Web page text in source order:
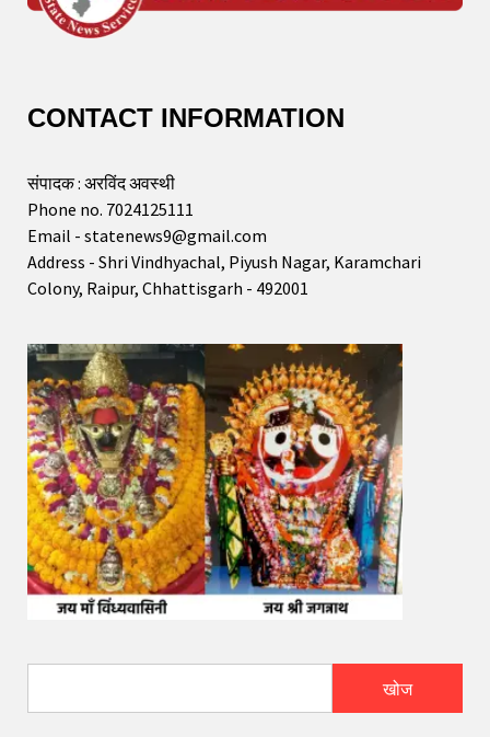
CONTACT INFORMATION
संपादक : अरविंद अवस्थी
Phone no. 7024125111
Email - statenews9@gmail.com
Address - Shri Vindhyachal, Piyush Nagar, Karamchari
Colony, Raipur, Chhattisgarh - 492001
खोज